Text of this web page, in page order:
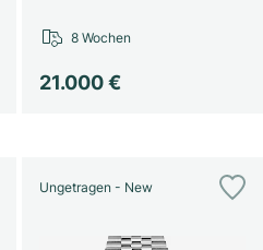
21.000 €
8 Wochen
Ungetragen - New